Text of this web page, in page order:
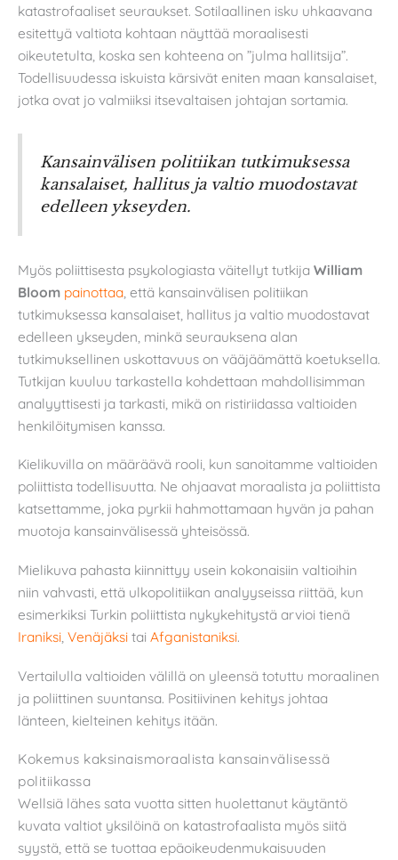
katastrofaaliset seuraukset. Sotilaallinen isku uhkaavana
esitettyä valtiota kohtaan näyttää moraalisesti
oikeutetulta, koska sen kohteena on ”julma hallitsija”.
Todellisuudessa iskuista kärsivät eniten maan kansalaiset,
jotka ovat jo valmiiksi itsevaltaisen johtajan sortamia.
Kansainvälisen politiikan tutkimuksessa
kansalaiset, hallitus ja valtio muodostavat
edelleen ykseyden.
Myös poliittisesta psykologiasta väitellyt tutkija William
Bloom painottaa , että kansainvälisen politiikan
tutkimuksessa kansalaiset, hallitus ja valtio muodostavat
edelleen ykseyden, minkä seurauksena alan
tutkimuksellinen uskottavuus on vääjäämättä koetuksella.
Tutkijan kuuluu tarkastella kohdettaan mahdollisimman
analyyttisesti ja tarkasti, mikä on ristiriidassa valtioiden
henkilöitymisen kanssa.
Kielikuvilla on määräävä rooli, kun sanoitamme valtioiden
poliittista todellisuutta. Ne ohjaavat moraalista ja poliittista
katsettamme, joka pyrkii hahmottamaan hyvän ja pahan
muotoja kansainvälisessä yhteisössä.
Mielikuva pahasta kiinnittyy usein kokonaisiin valtioihin
niin vahvasti, että ulkopolitiikan analyyseissa riittää, kun
esimerkiksi Turkin poliittista nykykehitystä arvioi tienä
Iraniksi, Venäjäksi tai Afganistaniksi.
Vertailulla valtioiden välillä on yleensä totuttu moraalinen
ja poliittinen suuntansa. Positiivinen kehitys johtaa
länteen, kielteinen kehitys itään.
Kokemus kaksinaismoraalista kansainvälisessä
politiikassa
Wellsiä lähes sata vuotta sitten huolettanut käytäntö
kuvata valtiot yksilöinä on katastrofaalista myös siitä
syystä, että se tuottaa epäoikeudenmukaisuuden